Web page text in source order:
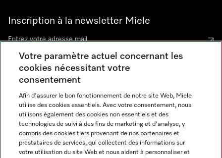
Inscription à la newsletter Miele
Contact contact@miele-support.be
Langue
FRANÇAIS
Votre paramètre actuel concernant les
cookies nécessitant votre
consentement
Afin d'assurer le bon fonctionnement de notre site Web, Miele
utilise des cookies essentiels. Avec votre consentement, nous
utilisons également des cookies non essentiels et des
technologies de suivi à des fins de marketing et d'analyse, y
compris des cookies tiers provenant de nos partenaires et
prestataires de services, qui collectent des informations sur
votre utilisation du site Web et nous aident à personnaliser et